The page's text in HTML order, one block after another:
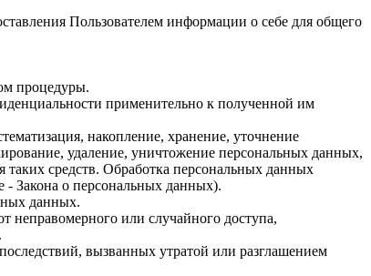
Пользователем информации о себе для общего
процедуры.
применительно к полученной им
накопление, хранение, уточнение
удаление, уничтожение персональных данных,
средств. Обработка персональных данных
- Закона о персональных данных).
данных.
неправомерного или случайного доступа,
вызванных утратой или разглашением